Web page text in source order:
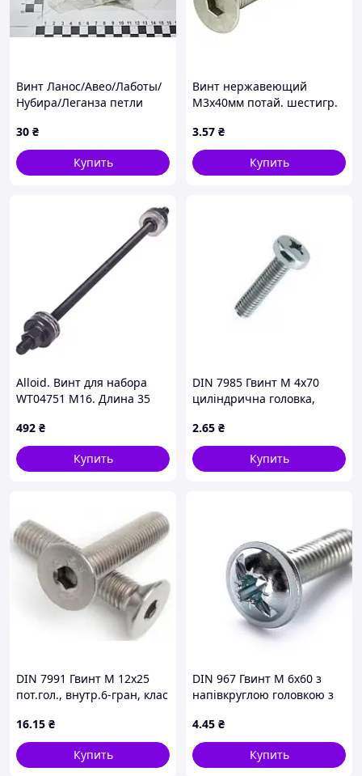
Винт Ланос/Авео/Лаботы/
Нубира/Леганза петли
(94501688) GM
30 ₴
Купить
Винт нержавеющий
М3х40мм потай. шестигр.
3.57 ₴
Купить
Alloid. Винт для набора
WT04751 M16. Длина 35
492 ₴
Купить
DIN 7985 Гвинт М 4х70
циліндрична головка,
2.65 ₴
Купить
DIN 7991 Гвинт М 12х25
пот.гол., внутр.6-гран, клас
оцинкований
16.15 ₴
Купить
DIN 967 Гвинт М 6х60 з
напівкруглою головкою з
4.6, оцинкований
4.45 ₴
Купить